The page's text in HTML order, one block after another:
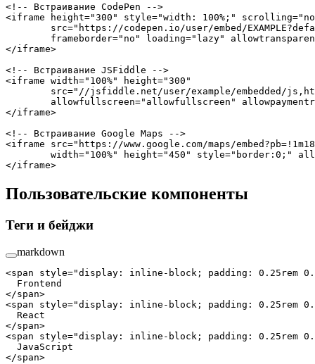
<!-- Встраивание CodePen -->
<iframe height="300" style="width: 100%;" scrolling=
        src
="https://codepen.io/user/embed/
        frameborder
="no" loading="lazy"
</iframe>
<!-- Встраивание JSFiddle -->
<iframe width="100%" height="300"
        src
="//jsfiddle.net/user/example/embedded/
        allowfullscreen
="allowfullscreen"
</iframe>
<!-- Встраивание Google Maps -->
<iframe src="https://www.google.com/maps/
        width
="100%" height="450" style="border:0;"
</iframe>
Пользовательские компоненты
Теги и бейджи
markdown
<span style="display: inline-block; padding: 0.25rem
  Frontend
</span>
<span style="display: inline-block; padding: 0.25rem
  React
</span>
<span style="display: inline-block; padding: 0.25rem
  JavaScript
</span>